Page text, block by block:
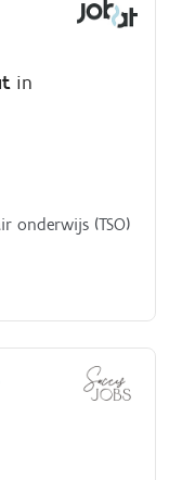
in
onderwijs (TSO)